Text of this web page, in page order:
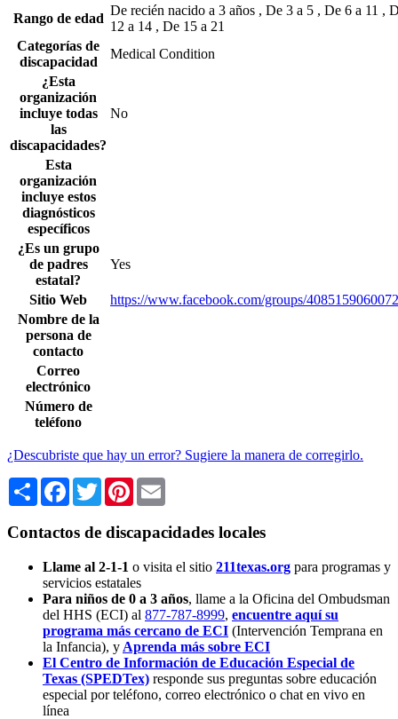
Rango de edad
De recién nacido a 3 años , De 3 a 5 , De 6 a 11 ,
12 a 14 , De 15 a 21
Categorías de
discapacidad
Medical Condition
¿Esta
organización
incluye todas
las
discapacidades?
No
Esta
organización
incluye estos
diagnósticos
específicos
¿Es un grupo
de padres
estatal?
Yes
Sitio Web
https://www.facebook.com/groups/
Nombre de la
persona de
contacto
Correo
electrónico
Número de
teléfono
¿Descubriste que hay un error? Sugiere la manera de corregirlo.
Share Facebook
TwitterPinterest
Contactos de discapacidades locales
Llame al 2-1-1 o visita el sitio 211texas.org para programas y
servicios estatales
Para niños de 0 a 3 años, llame a la Oficina del Ombudsman
del HHS (ECI) al 877-787-8999, encuentre aquí su
programa más cercano de ECI (Intervención Temprana en
la Infancia), y Aprenda más sobre ECI
El Centro de Información de Educación Especial de
Texas (SPEDTex) responde sus preguntas sobre educación
especial por teléfono, correo electrónico o chat en vivo en
línea